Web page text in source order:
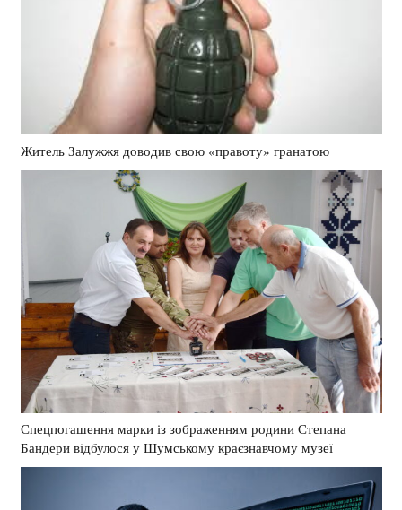
Житель Залужжя доводив свою «правоту» гранатою
Спецпогашення марки із зображенням родини Степана
Бандери відбулося у Шумському краєзнавчому музеї